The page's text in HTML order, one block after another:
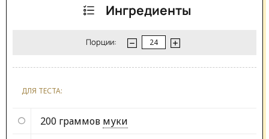
Ингредиенты
Порции:
ДЛЯ ТЕСТА:
200 граммов муки